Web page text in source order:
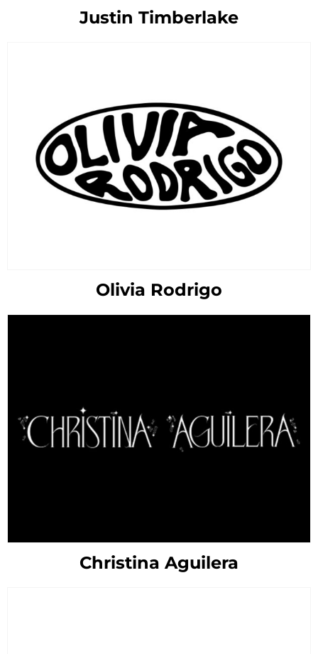
Justin Timberlake
Olivia Rodrigo
Christina Aguilera